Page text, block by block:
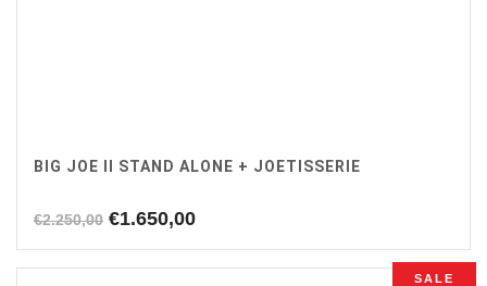
BIG JOE II STAND ALONE + JOETISSERIE
€2.250,00 Oorspronkelijke
was:
€1.650,00Huidige
is:
SALE